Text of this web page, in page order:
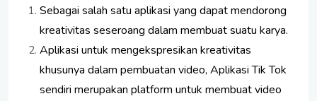
Sebagai salah satu aplikasi yang dapat mendorong
kreativitas seseroang dalam membuat suatu karya.
Aplikasi untuk mengekspresikan kreativitas
khusunya dalam pembuatan video, Aplikasi Tik Tok
sendiri merupakan platform untuk membuat video